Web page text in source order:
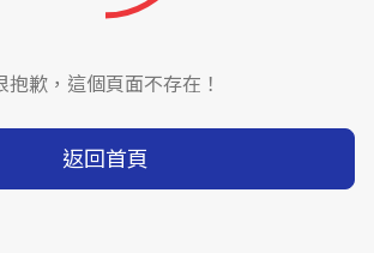
抱歉，這個頁面不存在！
返回首頁